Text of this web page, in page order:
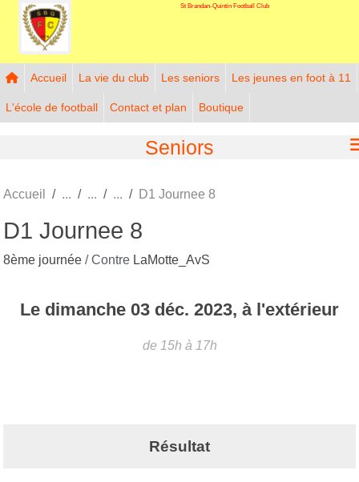
St Brandan-Quintin Football Club
Accueil La vie du club Les seniors Les jeunes en foot à 11
L'école de football Contact et plan Boutique
Seniors
Accueil D1 Journee 8
D1 Journee 8
8ème journée / Contre LaMotte_AvS
Le dimanche 03 déc. 2023, à l'extérieur
de 15h à 17h
Résultat
Panneau de gestion des cookies